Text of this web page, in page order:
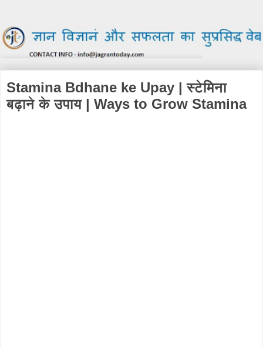
Stamina Bdhane ke Upay | स्टेमिना
बढ़ाने के उपाय | Ways to Grow Stamina